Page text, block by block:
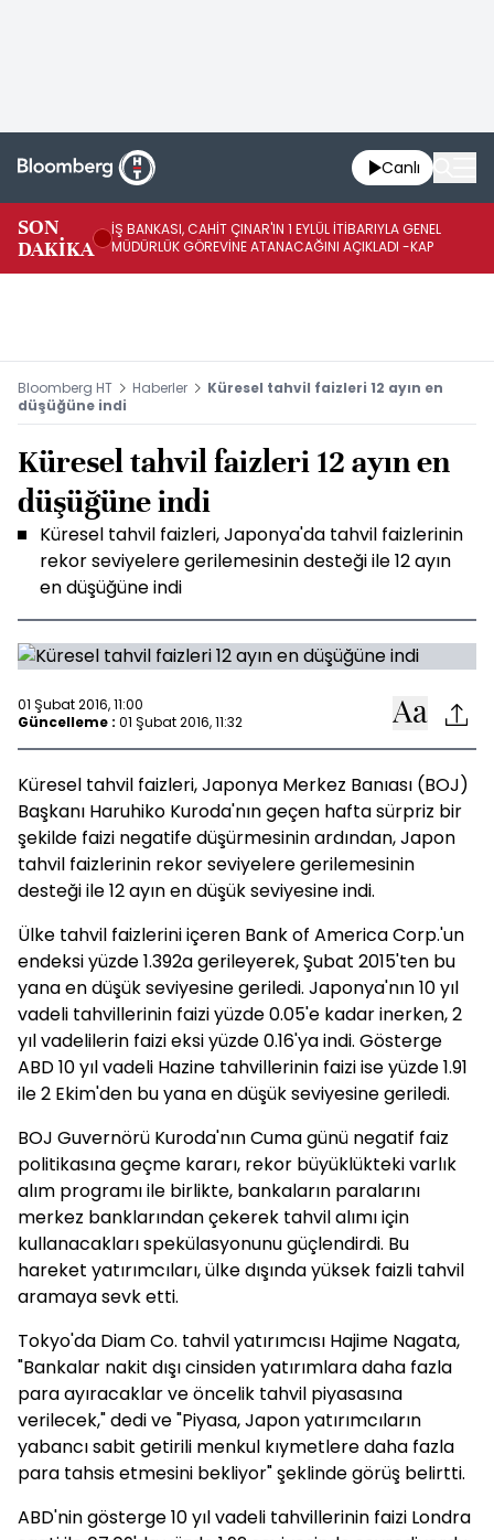
Canlı
SON
DAKİKA
İŞ BANKASI, CAHİT ÇINAR'IN 1 EYLÜL İTİBARIYLA GENEL
MÜDÜRLÜK GÖREVİNE ATANACAĞINI AÇIKLADI -KAP
Bloomberg HT Haberler
Küresel tahvil faizleri 12 ayın en
düşüğüne indi
Küresel tahvil faizleri 12 ayın en
düşüğüne indi
Küresel tahvil faizleri, Japonya'da tahvil faizlerinin
rekor seviyelere gerilemesinin desteği ile 12 ayın
en düşüğüne indi
01 Şubat 2016, 11:00
Güncelleme : 01 Şubat 2016, 11:32
Küresel tahvil faizleri, Japonya Merkez Banıası (BOJ)
Başkanı Haruhiko Kuroda'nın geçen hafta sürpriz bir
şekilde faizi negatife düşürmesinin ardından, Japon
tahvil faizlerinin rekor seviyelere gerilemesinin
desteği ile 12 ayın en düşük seviyesine indi.
Ülke tahvil faizlerini içeren Bank of America Corp.'un
endeksi yüzde 1.392a gerileyerek, Şubat 2015'ten bu
yana en düşük seviyesine geriledi. Japonya'nın 10 yıl
vadeli tahvillerinin faizi yüzde 0.05'e kadar inerken, 2
yıl vadelilerin faizi eksi yüzde 0.16'ya indi. Gösterge
ABD 10 yıl vadeli Hazine tahvillerinin faizi ise yüzde 1.91
ile 2 Ekim'den bu yana en düşük seviyesine geriledi.
BOJ Guvernörü Kuroda'nın Cuma günü negatif faiz
politikasına geçme kararı, rekor büyüklükteki varlık
alım programı ile birlikte, bankaların paralarını
merkez banklarından çekerek tahvil alımı için
kullanacakları spekülasyonunu güçlendirdi. Bu
hareket yatırımcıları, ülke dışında yüksek faizli tahvil
aramaya sevk etti.
Tokyo'da Diam Co. tahvil yatırımcısı Hajime Nagata,
"Bankalar nakit dışı cinsiden yatırımlara daha fazla
para ayıracaklar ve öncelik tahvil piyasasına
verilecek," dedi ve "Piyasa, Japon yatırımcıların
yabancı sabit getirili menkul kıymetlere daha fazla
para tahsis etmesini bekliyor" şeklinde görüş belirtti.
ABD'nin gösterge 10 yıl vadeli tahvillerinin faizi Londra